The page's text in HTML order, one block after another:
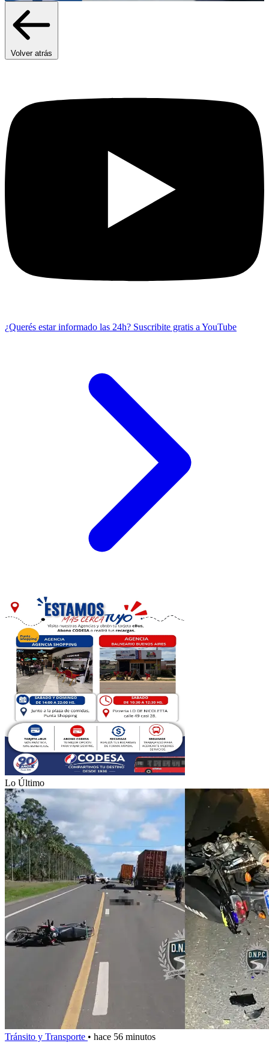
Volver atrás
¿Querés estar informado las 24h? Suscribite gratis a YouTube
Lo Último
Tránsito y Transporte • hace 56 minutos